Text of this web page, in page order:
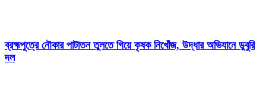
ব্রহ্মপুত্রে নৌকার পাটাতন তুলতে গিয়ে কৃষক নিখোঁজ, উদ্ধার অভিযানে ডুবুরি
দল